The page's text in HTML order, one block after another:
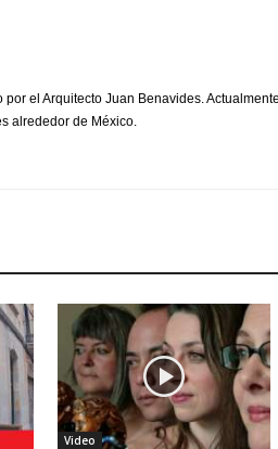
el Arquitecto Juan Benavides.
alrededor de México.
Video